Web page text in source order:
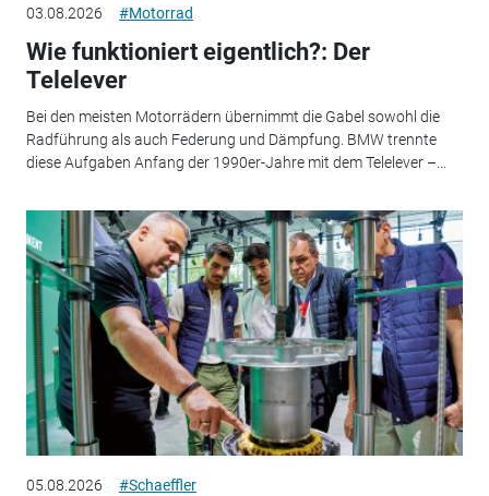
03.08.2026 #Motorrad
Wie funktioniert eigentlich?: Der
Telelever
Bei den meisten Motorrädern übernimmt die Gabel sowohl die
Radführung als auch Federung und Dämpfung. BMW trennte
diese Aufgaben Anfang der 1990er-Jahre mit dem Telelever –...
05.08.2026 #Schaeffler